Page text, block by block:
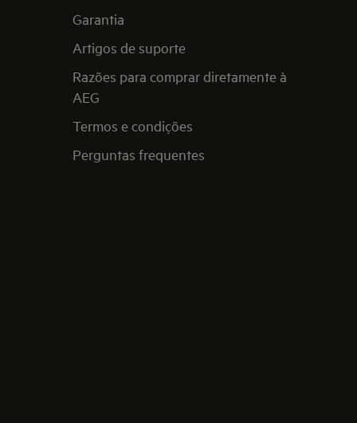
Garantia
Artigos de suporte
Razões para comprar diretamente à
AEG
Termos e condições
Perguntas frequentes